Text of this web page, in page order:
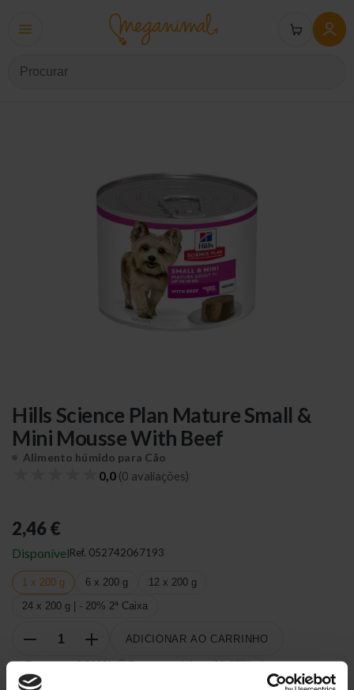
Hills Science Plan Mature Small &
Mini Mousse With Beef
Alimento húmido para Cão
0,0 (0 avaliações)
2,46 €
DisponívelRef. 052742067193
1 x 200 g 6 x 200 g
12 x 200 g
24 x 200 g | - 20% 2ª Caixa
ADICIONAR AO CARRINHO
Entregas24/48h Portes grátis≥ 40 €
Loja portuguesa
Grande Lisboa